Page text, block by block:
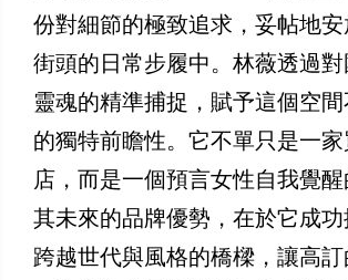
份對細節的極致追求，妥帖地
街頭的日常步履中。林薇透過
靈魂的精準捕捉，賦予這個空
的獨特前瞻性。它不單只是一
店，而是一個預言女性自我覺醒
其未來的品牌優勢，在於它成
跨越世代與風格的橋樑，讓高